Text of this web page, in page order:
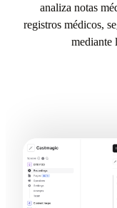
analiza notas
registros médicos,
mediante